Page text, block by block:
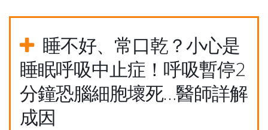
睡不好、常口乾？小心是
睡眠呼吸中止症！呼吸暫停2
分鐘恐腦細胞壞死…醫師詳解
成因